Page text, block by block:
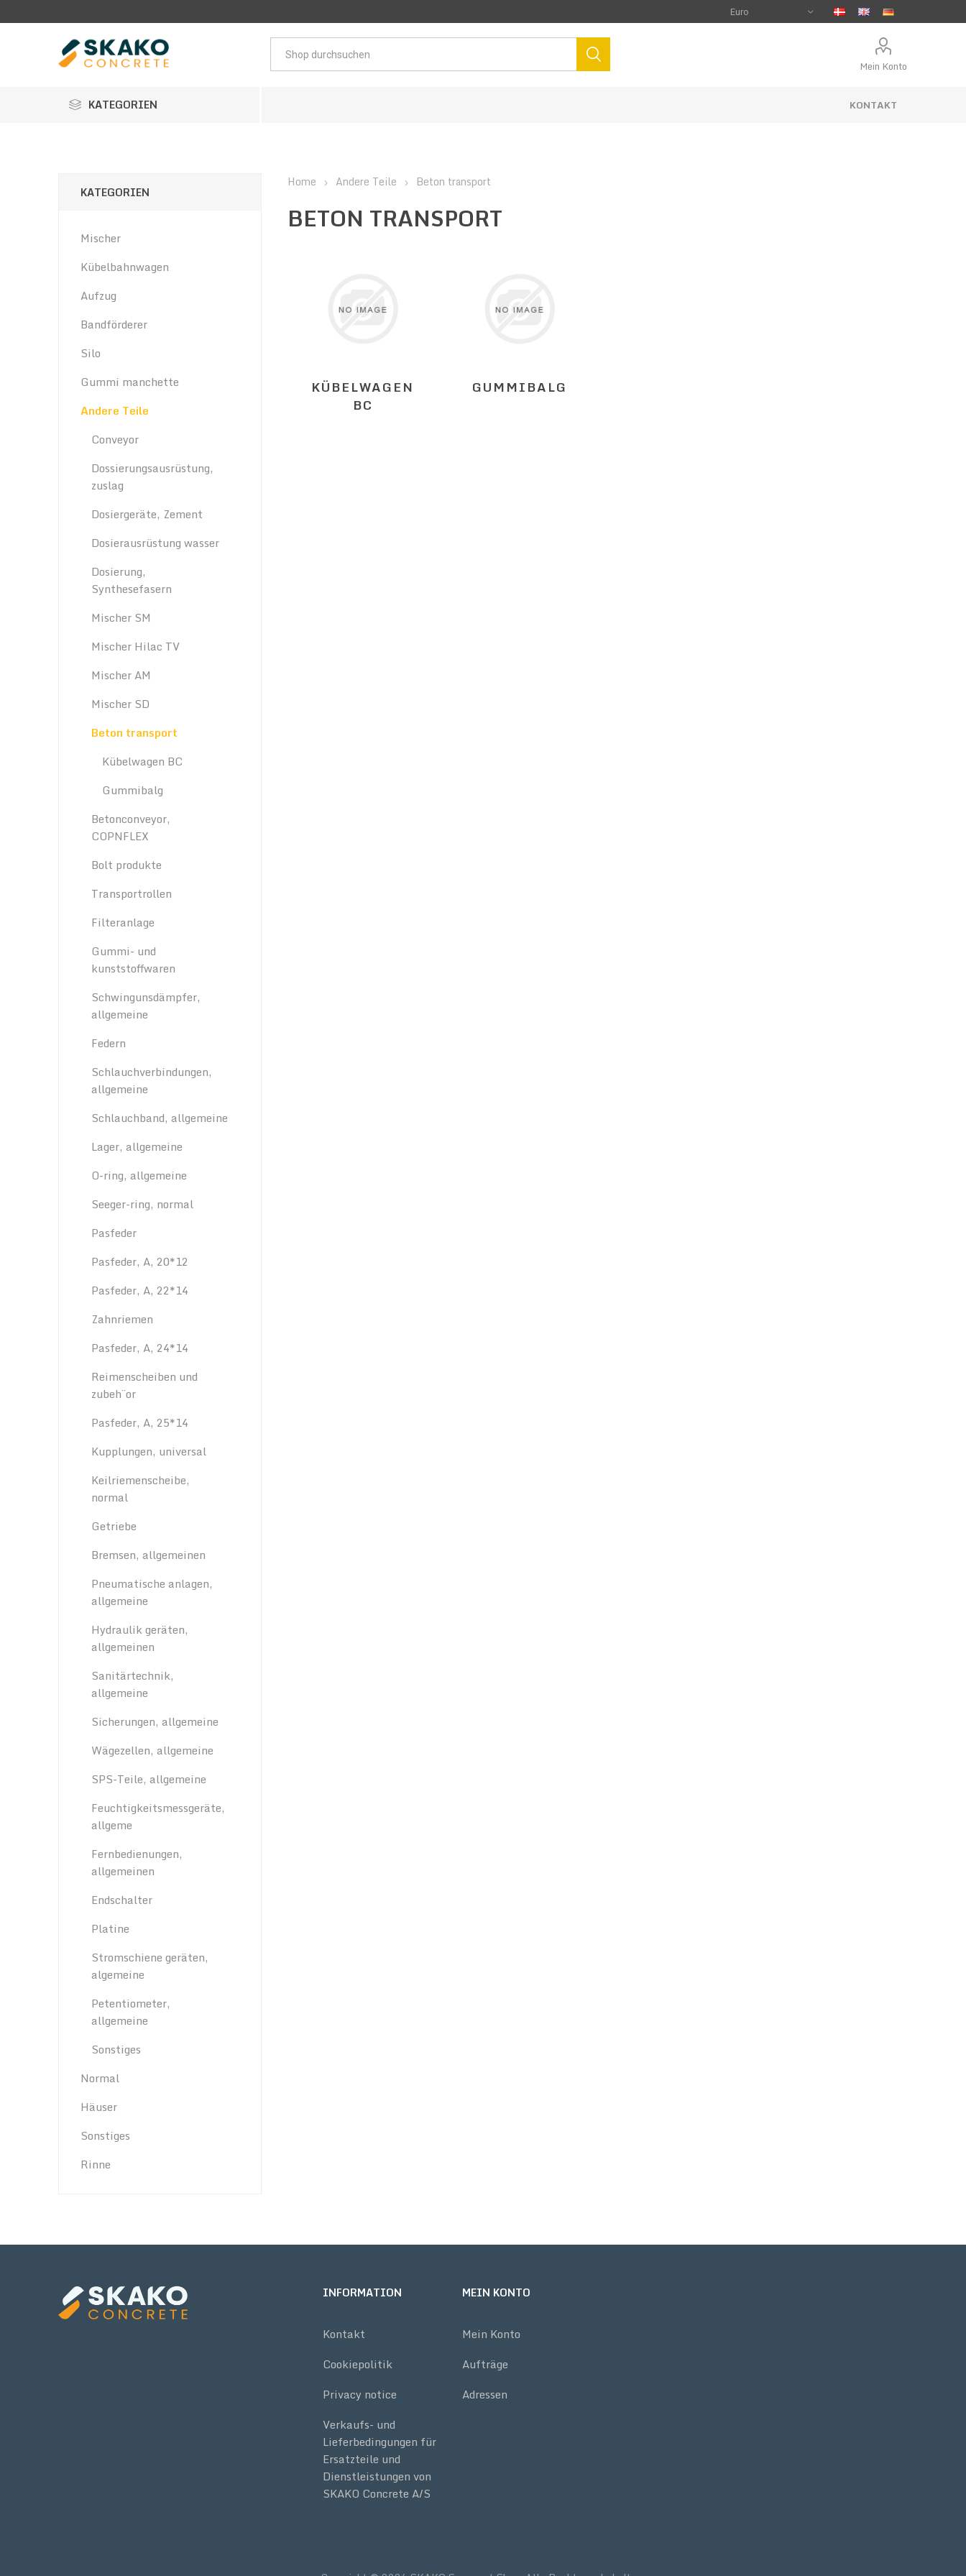
Mein Konto
KATEGORIEN KONTAKT
Home Andere Teile Beton transport
BETON TRANSPORT
KÜBELWAGEN
BC
GUMMIBALG
KATEGORIEN
Mischer
Kübelbahnwagen
Aufzug
Bandförderer
Silo
Gummi manchette
Andere Teile
Conveyor
Dossierungsausrüstung,
zuslag
Dosiergeräte, Zement
Dosierausrüstung wasser
Dosierung,
Synthesefasern
Mischer SM
Mischer Hilac TV
Mischer AM
Mischer SD
Beton transport
Kübelwagen BC
Gummibalg
Betonconveyor,
COPNFLEX
Bolt produkte
Transportrollen
Filteranlage
Gummi- und
kunststoffwaren
Schwingunsdämpfer,
allgemeine
Federn
Schlauchverbindungen,
allgemeine
Schlauchband, allgemeine
Lager, allgemeine
O-ring, allgemeine
Seeger-ring, normal
Pasfeder
Pasfeder, A, 20*12
Pasfeder, A, 22*14
Zahnriemen
Pasfeder, A, 24*14
Reimenscheiben und
zubeh¨or
Pasfeder, A, 25*14
Kupplungen, universal
Keilriemenscheibe,
normal
Getriebe
Bremsen, allgemeinen
Pneumatische anlagen,
allgemeine
Hydraulik geräten,
allgemeinen
Sanitärtechnik,
allgemeine
Sicherungen, allgemeine
Wägezellen, allgemeine
SPS-Teile, allgemeine
Feuchtigkeitsmessgeräte,
allgeme
Fernbedienungen,
allgemeinen
Endschalter
Platine
Stromschiene geräten,
algemeine
Petentiometer,
allgemeine
Sonstiges
Normal
Häuser
Sonstiges
Rinne
INFORMATION
Kontakt
Cookiepolitik
Privacy notice
Verkaufs- und
Lieferbedingungen für
Ersatzteile und
Dienstleistungen von
SKAKO Concrete A/S
MEIN KONTO
Mein Konto
Aufträge
Adressen